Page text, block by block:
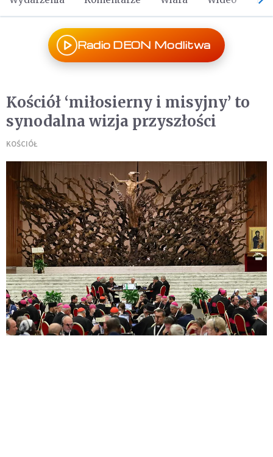
Radio DEON Modlitwa
Kościół ‘miłosierny i misyjny’ to
synodalna wizja przyszłości
KOŚCIÓŁ